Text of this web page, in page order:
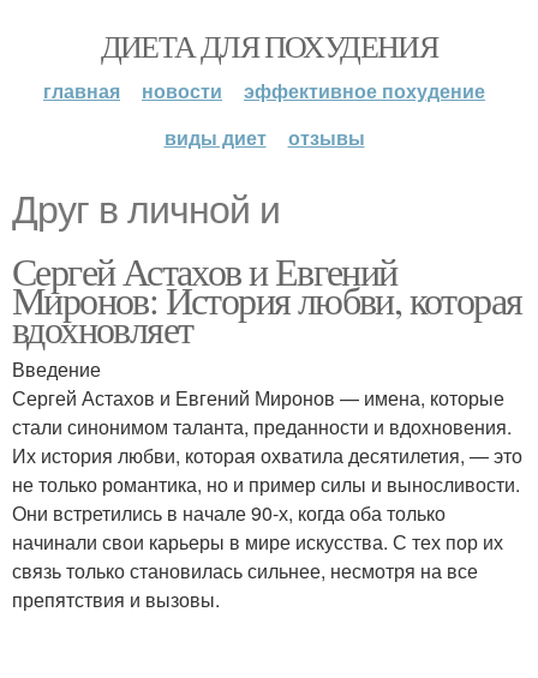
ДИЕТА ДЛЯ ПОХУДЕНИЯ
главная новости
эффективное похудение
виды диет
отзывы
Друг в личной и
Сергей Астахов и Евгений
Миронов: История любви, которая
вдохновляет
Введение
Сергей Астахов и Евгений Миронов — имена, которые
стали синонимом таланта, преданности и вдохновения.
Их история любви, которая охватила десятилетия, — это
не только романтика, но и пример силы и выносливости.
Они встретились в начале 90-х, когда оба только
начинали свои карьеры в мире искусства. С тех пор их
связь только становилась сильнее, несмотря на все
препятствия и вызовы.